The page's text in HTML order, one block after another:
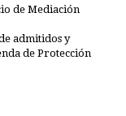
de Mediación
admitidos y
de Protección